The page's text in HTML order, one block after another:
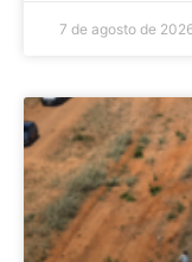
7 de agosto de